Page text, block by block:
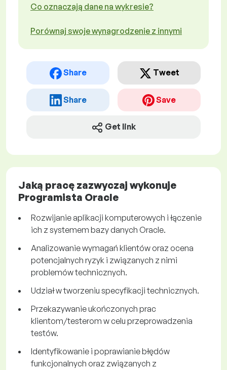
Co oznaczają dane na wykresie?
Porównaj swoje wynagrodzenie z innymi
Share Tweet
Share Save
Get link
Jaką pracę zazwyczaj wykonuje
Programista Oracle
Rozwijanie aplikacji komputerowych i łączenie
ich z systemem bazy danych Oracle.
Analizowanie wymagań klientów oraz ocena
potencjalnych ryzyk i związanych z nimi
problemów technicznych.
Udział w tworzeniu specyfikacji technicznych.
Przekazywanie ukończonych prac
klientom/testerom w celu przeprowadzenia
testów.
Identyfikowanie i poprawianie błędów
funkcjonalnych oraz związanych z